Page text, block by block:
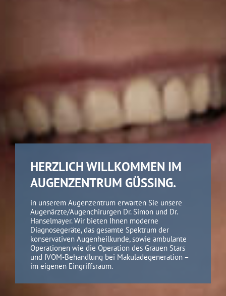
HERZLICH WILLKOMMEN IM
AUGENZENTRUM GÜSSING.
in unserem Augenzentrum erwarten Sie unsere
Augenärzte/Augenchirurgen Dr. Simon und Dr.
Hanselmayer. Wir bieten Ihnen moderne
Diagnosegeräte, das gesamte Spektrum der
konservativen Augenheilkunde, sowie ambulante
Operationen wie die Operation des Grauen Stars
und IVOM-Behandlung bei Makuladegeneration –
im eigenen Eingriffsraum.